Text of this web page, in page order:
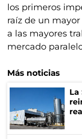
los primeros
raíz de un
a las mayores
mercado
Más noticias
La